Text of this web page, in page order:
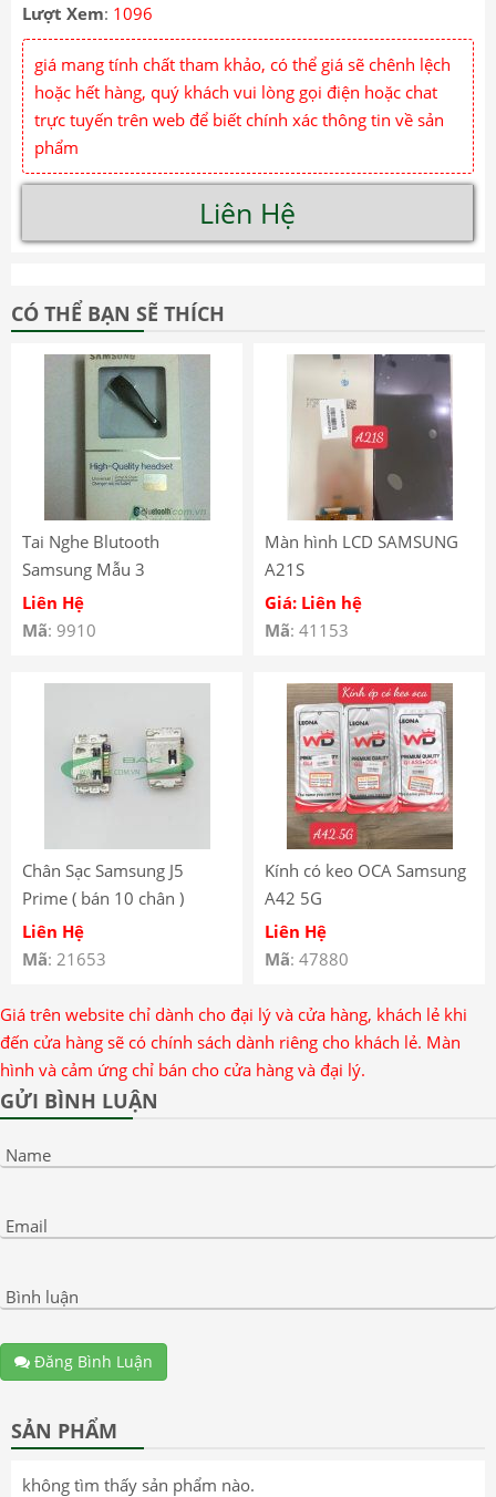
Lượt Xem: 1096
giá mang tính chất tham khảo, có thể giá sẽ chênh lệch
hoặc hết hàng, quý khách vui lòng gọi điện hoặc chat
trực tuyến trên web để biết chính xác thông tin về sản
phẩm
Liên Hệ
CÓ THỂ BẠN SẼ THÍCH
Tai Nghe Blutooth
Samsung Mẫu 3
Liên Hệ
Mã: 9910
Màn hình LCD SAMSUNG
A21S
Giá: Liên hệ
Mã: 41153
Chân Sạc Samsung J5
Prime ( bán 10 chân )
Liên Hệ
Mã: 21653
Kính có keo OCA Samsung
A42 5G
Liên Hệ
Mã: 47880
Giá trên website chỉ dành cho đại lý và cửa hàng, khách lẻ khi
đến cửa hàng sẽ có chính sách dành riêng cho khách lẻ. Màn
hình và cảm ứng chỉ bán cho cửa hàng và đại lý.
GỬI BÌNH LUẬN
Name
Email
Bình luận
Đăng Bình Luận
SẢN PHẨM
không tìm thấy sản phẩm nào.